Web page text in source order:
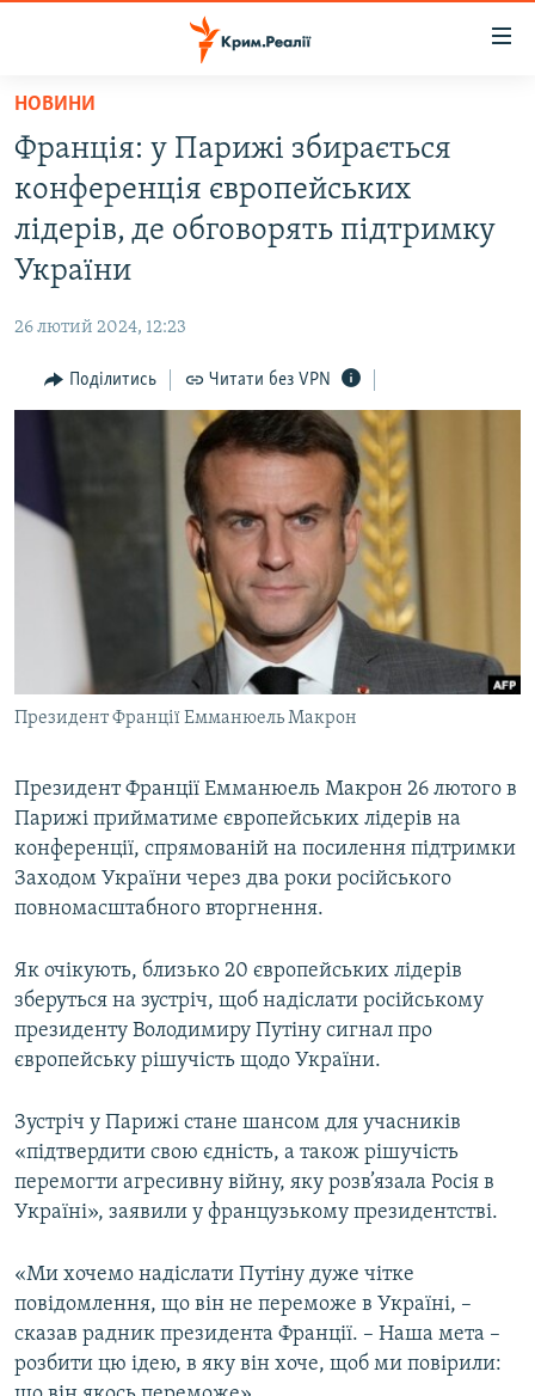
Перейти
основного
матеріалу
Перейти
до
основної
Перейти
пошуку
ВОДА.КРИМ
ВІДЕО ТА ФОТО
ПОЛІТИКА
ІНТЕРВ'Ю
ДЕПОРТАЦІЯ
ВІДЕОУРОКИ «ELIFBE»
СВІДЧЕННЯ ОКУПАЦІЇ
УКРАЇНСЬКА ПРОБЛЕМА КРИМУ
ІНФОГРАФІКА
ЯК ОБІЙТИ БЛОКУВАННЯ
Русский
Qırımtatar
ДОЛУЧАЙСЯ!
Усі сайти RFE/RL
НОВИНИ
Франція: у Парижі збирається
конференція європейських
лідерів, де обговорять підтримку
України
26 лютий 2024, 12:23
Поділитись Читати без VPN
Президент Франції Емманюель Макрон
Президент Франції Емманюель Макрон 26 лютого в
Парижі прийматиме європейських лідерів на
конференції, спрямованій на посилення підтримки
Заходом України через два роки російського
повномасштабного вторгнення.
Як очікують, близько 20 європейських лідерів
зберуться на зустріч, щоб надіслати російському
президенту Володимиру Путіну сигнал про
європейську рішучість щодо України.
Зустріч у Парижі стане шансом для учасників
«підтвердити свою єдність, а також рішучість
перемогти агресивну війну, яку розв’язала Росія в
Україні», заявили у французькому президентстві.
«Ми хочемо надіслати Путіну дуже чітке
повідомлення, що він не переможе в Україні, –
сказав радник президента Франції. – Наша мета –
розбити цю ідею, в яку він хоче, щоб ми повірили: